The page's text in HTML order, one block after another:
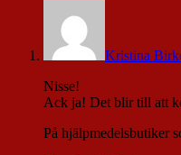
Kristina
Nisse!
Ack ja! Det blir till att
På hjälpmedelsbutiker